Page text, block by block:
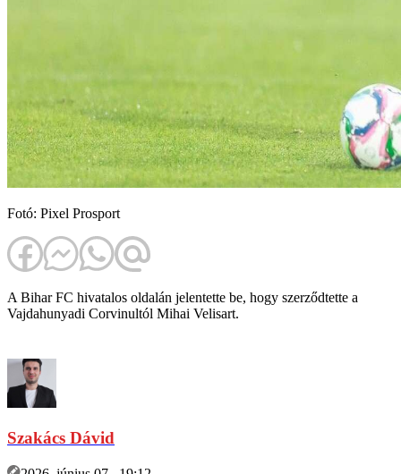
Fotó: Pixel Prosport
A Bihar FC hivatalos oldalán jelentette be, hogy szerződtette a
Vajdahunyadi Corvinultól Mihai Velisart.
Szakács Dávid